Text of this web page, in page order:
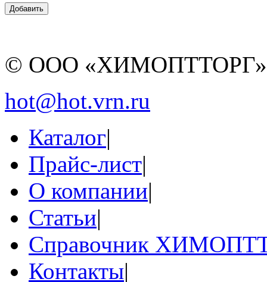
© ООО
hot@hot.vrn.ru
Каталог|
Прайс-лист|
О компании|
Статьи|
Справочник
Контакты|